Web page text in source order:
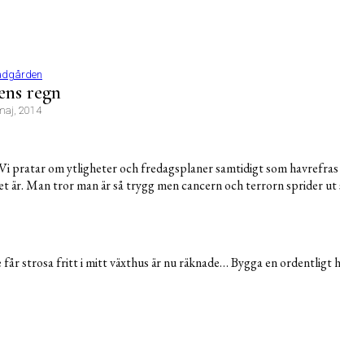
regn
2014
pratar om ytligheter och fredagsplaner samtidigt som
är. Man tror man är så trygg men cancern och terrorn sprider ut
strosa fritt i mitt växthus är nu räknade… Bygga en ordentligt